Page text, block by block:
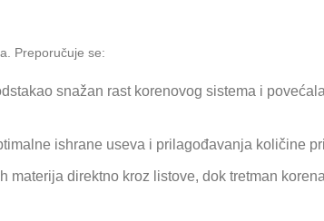
Preporučuje se:
snažan rast korenovog sistema i
ishrane useva i prilagođavanja količine
direktno kroz listove, dok tretman